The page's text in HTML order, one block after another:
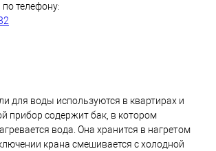
по телефону:
для воды используются в квартирах и
прибор содержит бак, в котором
вода. Она хранится в нагретом
крана смешивается с холодной